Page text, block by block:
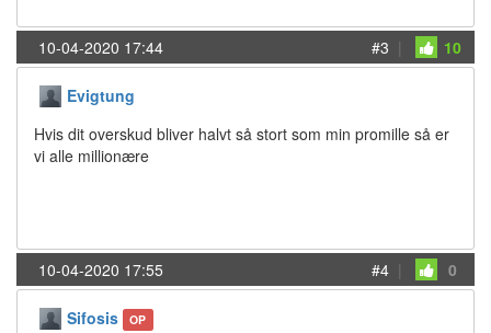
10-04-2020 17:44 #3 | 10
Evigtung
Hvis dit overskud bliver halvt så stort som min promille så er
vi alle millionære
10-04-2020 17:55 #4 | 0
Sifosis OP